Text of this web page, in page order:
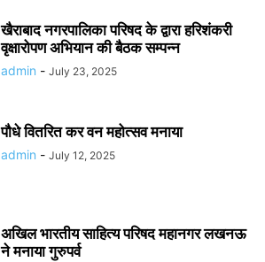
खैराबाद नगरपालिका परिषद के द्वारा हरिशंकरी
वृक्षारोपण अभियान की बैठक सम्पन्न
admin - July 23, 2025
पौधे वितरित कर वन महोत्सव मनाया
admin - July 12, 2025
अखिल भारतीय साहित्य परिषद महानगर लखनऊ
ने मनाया गुरुपर्व